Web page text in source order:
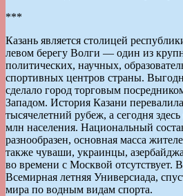
***
Казань является столицей
левом берегу Волги — один из
политических, научных,
спортивных центров страны.
сделало город торговым
Западом. История Казани
тысячелетний рубеж, а сегодня
млн населения. Национальный
разнообразен, основная масса
также чуваши, украинцы,
во времени с Москвой отсутствует.
Всемирная летняя Универсиада,
мира по водным видам спорта.